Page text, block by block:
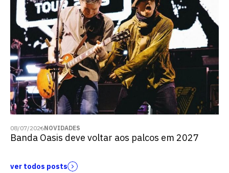
08/07/2026NOVIDADES
Banda Oasis deve voltar aos palcos em 2027
ver todos posts